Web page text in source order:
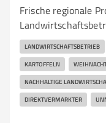
Frische regionale
LANDWIRTSCHAFTSBETRIEB
KARTOFFELN
NACHHALTIGE
DIREKTVERMARKTER